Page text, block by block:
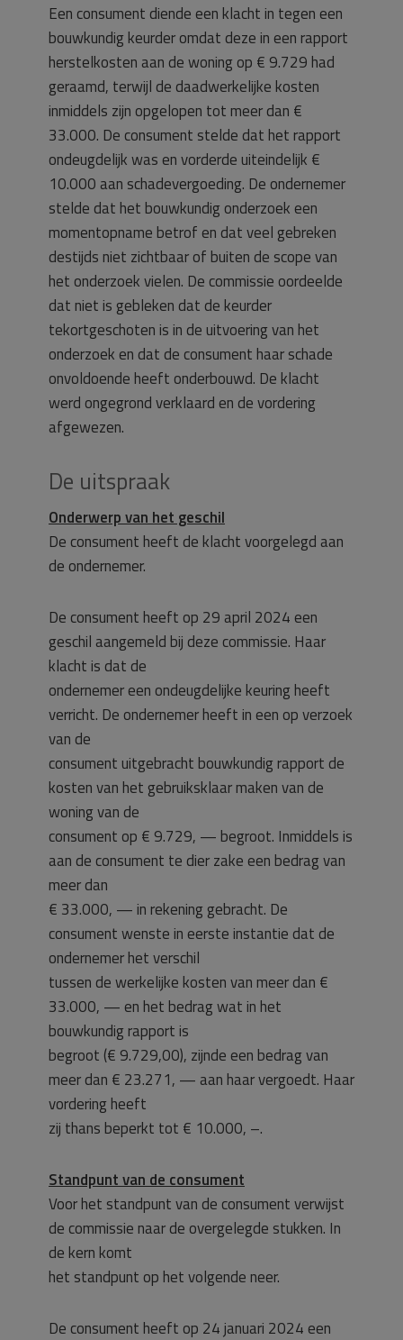
Een consument diende een klacht in tegen een
bouwkundig keurder omdat deze in een rapport
herstelkosten aan de woning op € 9.729 had
geraamd, terwijl de daadwerkelijke kosten
inmiddels zijn opgelopen tot meer dan €
33.000. De consument stelde dat het rapport
ondeugdelijk was en vorderde uiteindelijk €
10.000 aan schadevergoeding. De ondernemer
stelde dat het bouwkundig onderzoek een
momentopname betrof en dat veel gebreken
destijds niet zichtbaar of buiten de scope van
het onderzoek vielen. De commissie oordeelde
dat niet is gebleken dat de keurder
tekortgeschoten is in de uitvoering van het
onderzoek en dat de consument haar schade
onvoldoende heeft onderbouwd. De klacht
werd ongegrond verklaard en de vordering
afgewezen.
De uitspraak
Onderwerp van het geschil
De consument heeft de klacht voorgelegd aan
de ondernemer.
De consument heeft op 29 april 2024 een
geschil aangemeld bij deze commissie. Haar
klacht is dat de
ondernemer een ondeugdelijke keuring heeft
verricht. De ondernemer heeft in een op verzoek
van de
consument uitgebracht bouwkundig rapport de
kosten van het gebruiksklaar maken van de
woning van de
consument op € 9.729, — begroot. Inmiddels is
aan de consument te dier zake een bedrag van
meer dan
€ 33.000, — in rekening gebracht. De
consument wenste in eerste instantie dat de
ondernemer het verschil
tussen de werkelijke kosten van meer dan €
33.000, — en het bedrag wat in het
bouwkundig rapport is
begroot (€ 9.729,00), zijnde een bedrag van
meer dan € 23.271, — aan haar vergoedt. Haar
vordering heeft
zij thans beperkt tot € 10.000, –.
Standpunt van de consument
Voor het standpunt van de consument verwijst
de commissie naar de overgelegde stukken. In
de kern komt
het standpunt op het volgende neer.
De consument heeft op 24 januari 2024 een